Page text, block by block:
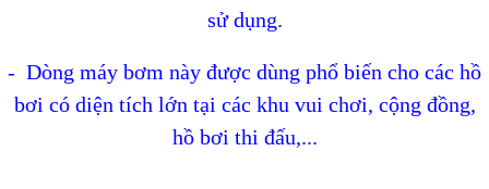
sử dụng.
- Dòng máy bơm này được dùng phổ biến cho các hồ
bơi có diện tích lớn tại các khu vui chơi, cộng đồng,
hồ bơi thi đấu,...